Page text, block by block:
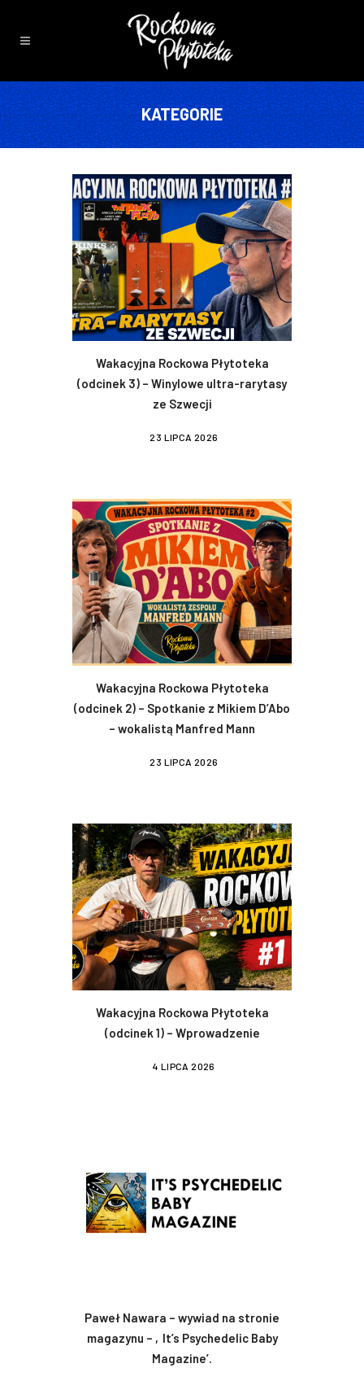
KATEGORIE
Wakacyjna Rockowa Płytoteka
(odcinek 3) – Winylowe ultra-rarytasy
ze Szwecji
23 LIPCA 2026
Wakacyjna Rockowa Płytoteka
(odcinek 2) – Spotkanie z Mikiem D’Abo
– wokalistą Manfred Mann
23 LIPCA 2026
Wakacyjna Rockowa Płytoteka
(odcinek 1) – Wprowadzenie
4 LIPCA 2026
Paweł Nawara – wywiad na stronie
magazynu – ‚It’s Psychedelic Baby
Magazine’.